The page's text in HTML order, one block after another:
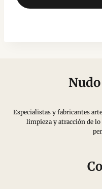
Especialistas y fabricantes
limpieza y atracción de lo